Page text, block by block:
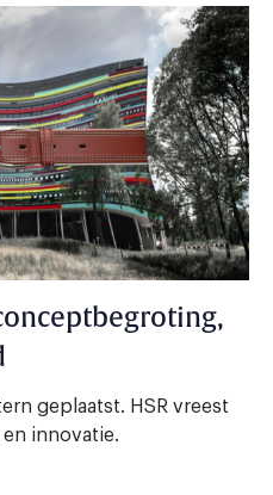
geplaatst. HSR vreest
innovatie.